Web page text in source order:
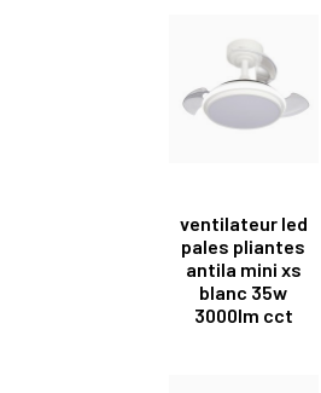
ventilateur led
pales pliantes
antila mini xs
blanc 35w
3000lm cct